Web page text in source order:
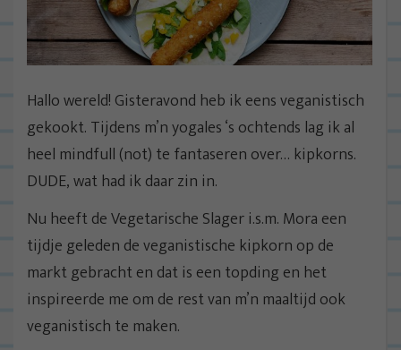
Hallo wereld! Gisteravond heb ik eens veganistisch
gekookt. Tijdens m’n yogales ‘s ochtends lag ik al
heel mindfull (not) te fantaseren over… kipkorns.
DUDE, wat had ik daar zin in.
Nu heeft de Vegetarische Slager i.s.m. Mora een
tijdje geleden de veganistische kipkorn op de
markt gebracht en dat is een topding en het
inspireerde me om de rest van m’n maaltijd ook
veganistisch te maken.